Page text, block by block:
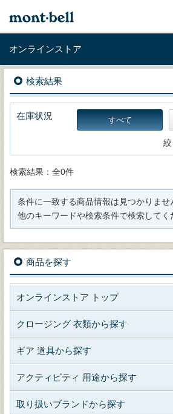
オンラインストア
検索結果
在庫状況 すべて
検索結果：全0件
条件に一致する商品情報は見つかりませ
他のキーワードや検索条件で検索してく
商品を探す
オンラインストア トップ
クロージング 衣類から探す
ギア 道具から探す
アクティビティ 用途から探す
取り扱いブランドから探す